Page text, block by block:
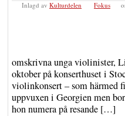
Inlagd av Kulturdelen Fokus
omskrivna unga violinister,
oktober på konserthuset i
violinkonsert – som härmed
uppvuxen i Georgien men
hon numera på resande […]